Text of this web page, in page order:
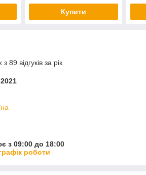
Купити
89 відгуків за рік
з 09:00 до 18:00
роботи